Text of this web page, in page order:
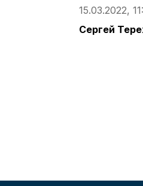
15.03.2022,
Сергей